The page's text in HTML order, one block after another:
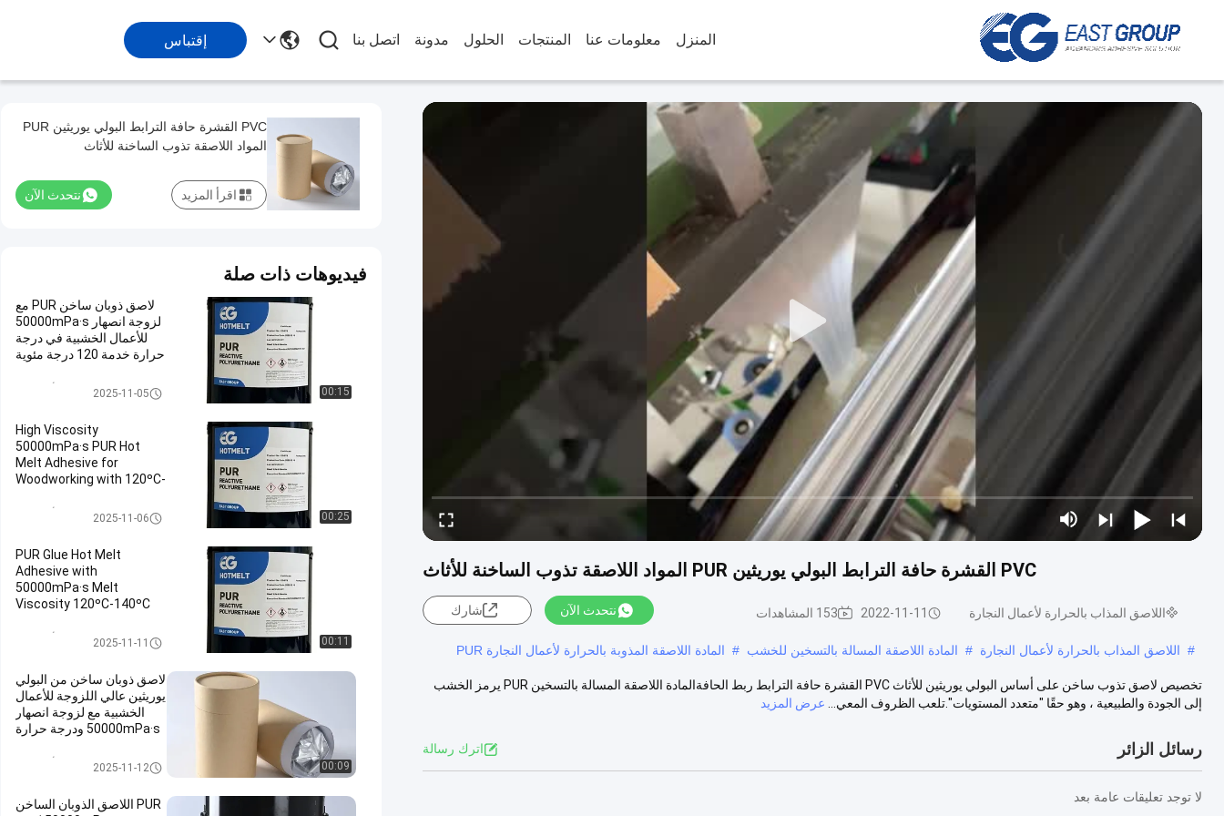
المنزل معلومات عنا المنتجات الحلول مدونة اتصل بنا إقتباس
PVC القشرة حافة الترابط البولي يوريثين PUR المواد اللاصقة تذوب الساخنة للأثاث
اللاصق المذاب بالحرارة لأعمال النجارة 2022-11-11 153 المشاهدات نتحدث الآن شارك
# اللاصق المذاب بالحرارة لأعمال النجارة # المادة اللاصقة المسالة بالتسخين للخشب # المادة اللاصقة المذوبة بالحرارة لأعمال النجارة PUR
تخصيص لاصق تذوب ساخن على أساس البولي يوريثين للأثاث PVC القشرة حافة الترابط ربط الحافةالمادة اللاصقة المسالة بالتسخين PUR يرمز الخشب
إلى الجودة والطبيعية ، وهو حقًا "متعدد المستويات".تلعب الظروف المعي...
عرض المزيد
رسائل الزائر اترك رسالة
لا توجد تعليقات عامة بعد
PVC القشرة حافة الترابط البولي يوريثين PUR
المواد اللاصقة تذوب الساخنة للأثاث
نتحدث الآن اقرأ المزيد
فيديوهات ذات صلة
00:15
لاصق ذوبان ساخن PUR مع
لزوجة انصهار 50000mPa·s
للأعمال الخشبية في درجة
حرارة خدمة 120 درجة مئوية
تليين 78 ± 5 درجة مئوية
اللاصق المذاب بالحرارة لأعمال الن
2025-11-05
00:25
High Viscosity
50000mPa·s PUR Hot
Melt Adhesive for
Woodworking with 120ºC-
Temperature and 78 ± 5
اللاصق المذاب بالحرارة لأعمال الن
2025-11-06
00:11
PUR Glue Hot Melt
Adhesive with
50000mPa·s Melt
Viscosity 120ºC-140ºC
78 ± 5 ºC Softening Point
اللاصق المذاب بالحرارة لأعمال الن
2025-11-11
00:09
لاصق ذوبان ساخن من البولي
يوريثين عالي اللزوجة للأعمال
الخشبية مع لزوجة انصهار
50000mPa·s ودرجة حرارة
140 درجة مئوية
اللاصق المذاب بالحرارة لأعمال الن
2025-11-12
PUR اللاصق الذوبان الساخن